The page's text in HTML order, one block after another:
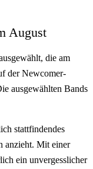
August
die am
der Newcomer-
ausgewählten Bands
stattfindendes
anzieht. Mit einer
ein unvergesslicher